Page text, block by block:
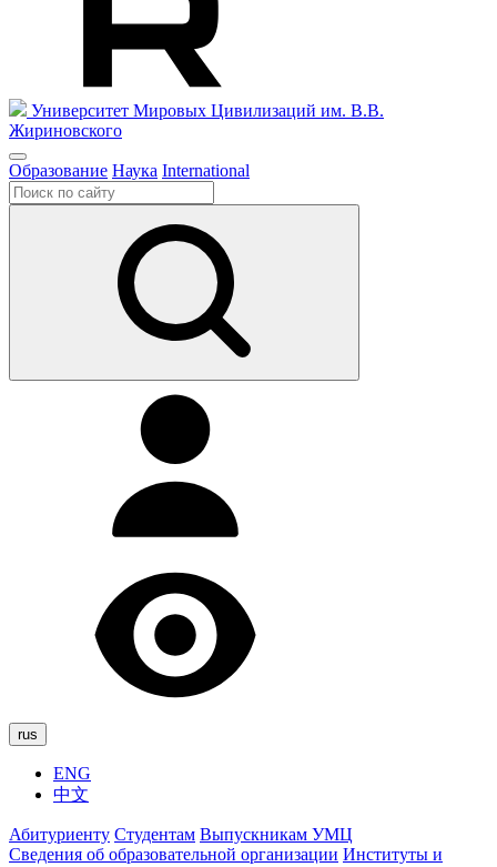
Университет Мировых Цивилизаций им. В.В.
Жириновского
Образование Наука International
rus
ENG
中文
Абитуриенту Студентам Выпускникам УМЦ
Сведения об образовательной организации Институты и